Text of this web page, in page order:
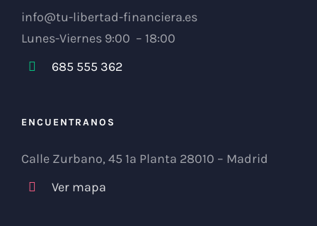
info@tu-libertad-financiera.es
Lunes-Viernes 9:00 – 18:00
685 555 362
ENCUENTRANOS
Calle Zurbano, 45 1ª Planta 28010 – Madrid
Ver mapa